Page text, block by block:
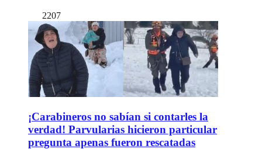
2207
¡Carabineros no sabían si contarles la
verdad! Parvularias hicieron particular
pregunta apenas fueron rescatadas